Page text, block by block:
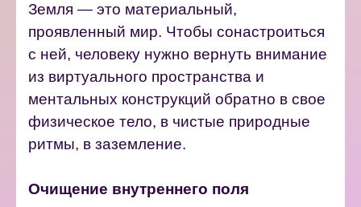
Земля — это материальный,
проявленный мир. Чтобы сонастроиться
с ней, человеку нужно вернуть внимание
из виртуального пространства и
ментальных конструкций обратно в свое
физическое тело, в чистые природные
ритмы, в заземление.
Очищение внутреннего поля